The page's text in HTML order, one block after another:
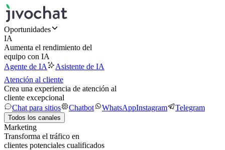
Oportunidades
IA
Aumenta el rendimiento del
equipo con IA
Agente de IA
Asistente de IA
Atención al cliente
Crea una experiencia de atención al
cliente excepcional
Chat para sitios
Chatbot WhatsAppInstagram Telegram
Todos los canales
Marketing
Transforma el tráfico en
clientes potenciales cualificados